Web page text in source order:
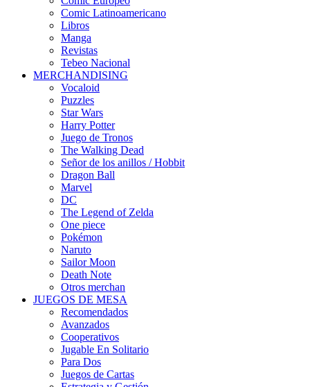
Comic Latinoamericano
Libros
Manga
Revistas
Tebeo Nacional
MERCHANDISING
Vocaloid
Puzzles
Star Wars
Harry Potter
Juego de Tronos
The Walking Dead
Señor de los anillos / Hobbit
Dragon Ball
Marvel
DC
The Legend of Zelda
One piece
Pokémon
Naruto
Sailor Moon
Death Note
Otros merchan
JUEGOS DE MESA
Recomendados
Avanzados
Cooperativos
Jugable En Solitario
Para Dos
Juegos de Cartas